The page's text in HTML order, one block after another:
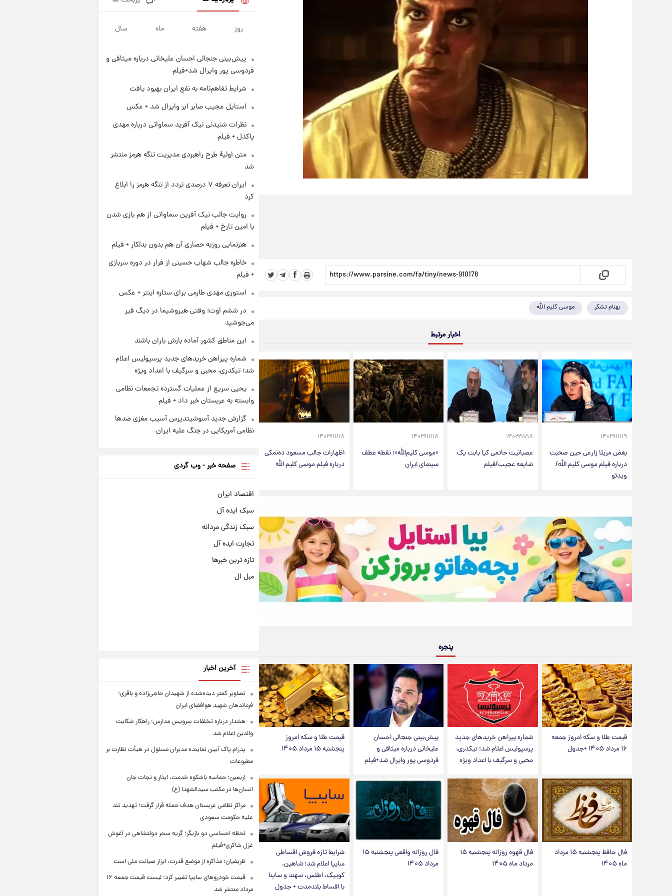
بهنام تشکر موسی کلیم الله
اخبار مرتبط
۱۴۰۳/۱۱/۱۹
بغض مریلا زارعی حین صحبت
درباره فیلم موسی کلیم الله/
ویدئو
۱۴۰۳/۱۱/۱۸
عصبانیت حاتمی کیا بابت یک
شایعه عجیب/فیلم
۱۴۰۳/۱۱/۱۸
«موسی کلیم‌الله»؛ نقطه عطف
سینمای ایران
۱۴۰۳/۱۱/۱۸
اظهارات جالب مسعود ده‌نمکی
درباره فیلم موسی کلیم الله
پنجره
قیمت طلا و سکه امروز جمعه
۱۶ مرداد ۱۴۰۵ +جدول
شماره پیراهن خریدهای جدید
پرسپولیس اعلام شد؛ تیکدری،
محبی و سرگیف با اعداد ویژه
پیش‌بینی جنجالی احسان
علیخانی درباره میثاقی و
فردوسی پور وایرال شد+فیلم
قیمت طلا و سکه امروز
پنجشنبه ۱۵ مرداد ۱۴۰۵
فال حافظ پنجشنبه ۱۵ مرداد
ماه ۱۴۰۵
فال قهوه روزانه پنجشنبه ۱۵
مرداد ماه ۱۴۰۵
فال روزانه واقعی پنجشنبه ۱۵
مرداد ۱۴۰۵
شرایط تازه فروش اقساطی
سایپا اعلام شد؛ شاهین،
کوییک، اطلس، سهند و ساینا
با اقساط بلندمدت + جدول
قیمت طلا و سکه امروز پنجشنبه
۱۵ مرداد ۱۴۰۵
۱ روز پیش
۱ روز پیش
شرایط تازه فروش اقساطی سایپا
اعلام شد؛ شاهین، کوییک، اطلس،
جدول
سیگنال‌های جدید برای بازار طلا؛
پیش‌بینی قیمت سکه و طلا فردا
روز هفته ماه سال
پیش‌بینی جنجالی احسان علیخانی درباره میثاقی و
فردوسی پور وایرال شد+فیلم
شرایط تفاهم‌نامه به نفع ایران بهبود یافت
استایل عجیب صابر ابر وایرال شد + عکس
نظرات شنیدنی نیک آفرید سماواتی درباره مهدی
پاکدل + فیلم
متن اولیۀ طرح راهبردی مدیریت تنگه هرمز منتشر
شد
ایران تعرفه ۷ درصدی تردد از تنگه هرمز را ابلاغ
کرد
روایت جالب نیک آفرین سماواتی از هم بازی شدن
با امین تارخ + فیلم
هنرنمایی روزبه حصاری آن هم بدون بدلکار + فیلم
خاطره جالب شهاب حسینی از فرار در دوره سربازی
+ فیلم
استوری مهدی طارمی برای ستاره اینتر + عکس
در ششم اوت؛ وقتی هیروشیما در دیگ قیر
می‌جوشید
این مناطق کشور آماده بارش باران باشند
شماره پیراهن خریدهای جدید پرسپولیس اعلام
شد؛ تیکدری، محبی و سرگیف با اعداد ویژه
یحیی سریع از عملیات گسترده تجمعات نظامی
وابسته به عربستان خبر داد + فیلم
گزارش جدید آسوشیتدپرس آسیب مغزی صدها
نظامی آمریکایی در جنگ علیه ایران
صفحه خبر - وب گردی
اقتصاد ایران
سبک ایده آل
سبک زندگی مردانه
تجارت ایده آل
تازه ترین خبرها
مبل ال
آخرین اخبار
تصاویر کمتر دیده‌شده از شهیدان حاجی‌زاده و باقری؛
فرماندهان شهید هوافضای ایران
هشدار درباره تخلفات سرویس مدارس؛ راهکار شکایت
والدین اعلام شد
پدرام پاک آیین نماینده مدیران مسئول در هیأت نظارت بر
مطبوعات
اربعین؛ حماسه باشکوه خدمت، ایثار و نجات جان
انسان‌ها در مکتب سیدالشهدا (ع)
مراکز نظامی عربستان هدف حمله قرار گرفت؛ تهدید تند
علیه حکومت سعودی
لحظه احساسی دو بازیگر؛ گریه سحر دولتشاهی در آغوش
غزل شاکری+فیلم
ظریفیان: مذاکره از موضع قدرت، ابزار صیانت ملی است
قیمت خودروهای سایپا تغییر کرد؛ لیست قیمت جمعه ۱۶
مرداد منتشر شد